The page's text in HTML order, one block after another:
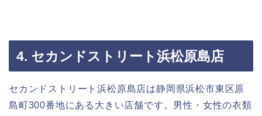
4. セカンドストリート浜松原島店
セカンドストリート浜松原島店は静岡県浜松市東区原
島町300番地にある大きい店舗です。男性・女性の衣類